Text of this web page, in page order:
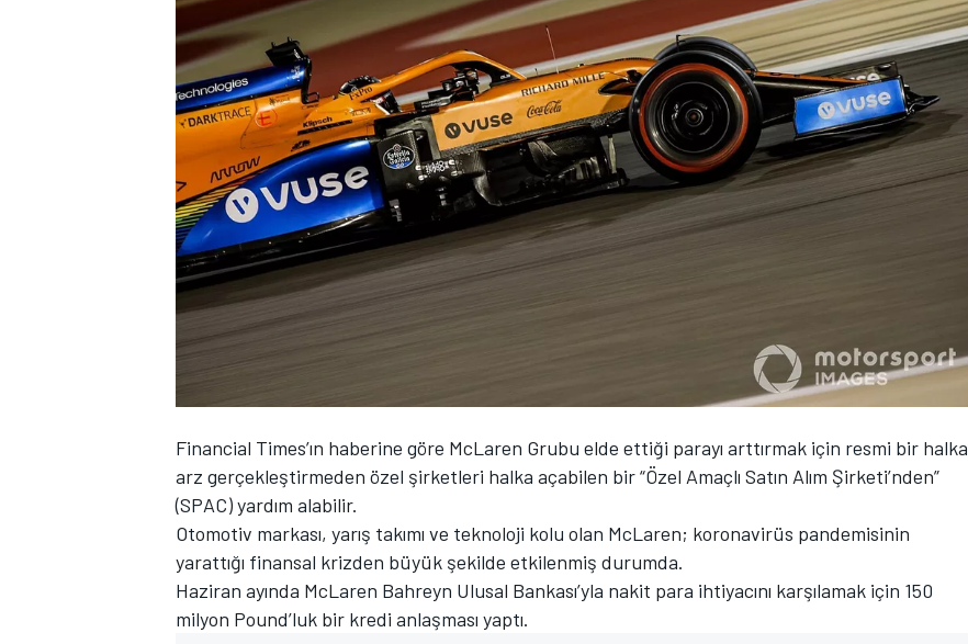
WORLD SUPERBIKE
Financial Times’ın haberine göre McLaren Grubu elde ettiği parayı arttırmak için resmi bir halka
arz gerçekleştirmeden özel şirketleri halka açabilen bir “Özel Amaçlı Satın Alım Şirketi’nden”
(SPAC) yardım alabilir.
Otomotiv markası, yarış takımı ve teknoloji kolu olan McLaren; koronavirüs pandemisinin
yarattığı finansal krizden büyük şekilde etkilenmiş durumda.
Haziran ayında McLaren Bahreyn Ulusal Bankası’yla nakit para ihtiyacını karşılamak için 150
milyon Pound’luk bir kredi anlaşması yaptı.